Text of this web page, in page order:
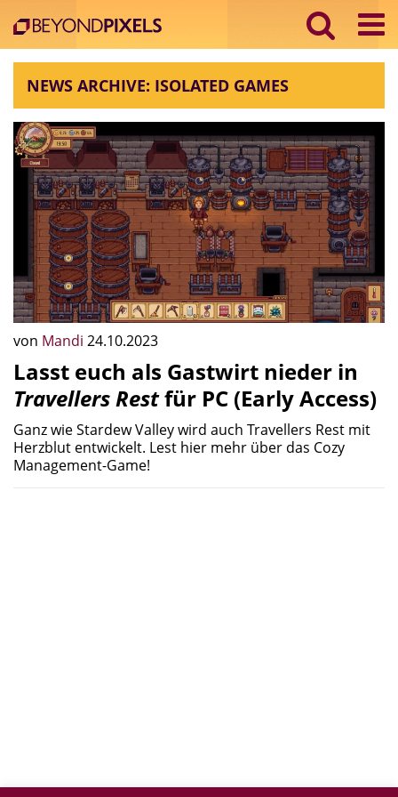
NEWS ARCHIVE: ISOLATED GAMES
von Mandi 24.10.2023
Lasst euch als Gastwirt nieder in
Travellers Restfür PC (Early Access)
Ganz wie Stardew Valley wird auch Travellers Rest mit
Herzblut entwickelt. Lest hier mehr über das Cozy
Management-Game!